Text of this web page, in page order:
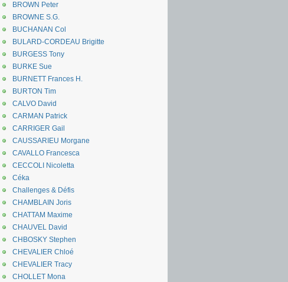
BROWN Peter
BROWNE S.G.
BUCHANAN Col
BULARD-CORDEAU Brigitte
BURGESS Tony
BURKE Sue
BURNETT Frances H.
BURTON Tim
CALVO David
CARMAN Patrick
CARRIGER Gail
CAUSSARIEU Morgane
CAVALLO Francesca
CECCOLI Nicoletta
Céka
Challenges & Défis
CHAMBLAIN Joris
CHATTAM Maxime
CHAUVEL David
CHBOSKY Stephen
CHEVALIER Chloé
CHEVALIER Tracy
CHOLLET Mona